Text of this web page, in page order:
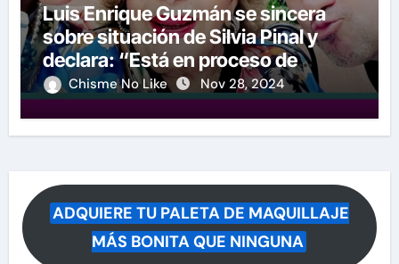
Luis Enrique Guzmán se sincera
sobre situación de Silvia Pinal y
declara: “Está en proceso de
partir”
Chisme No Like Nov 28, 2024
ADQUIERE TU PALETA DE MAQUILLAJE
MÁS BONITA QUE NINGUNA